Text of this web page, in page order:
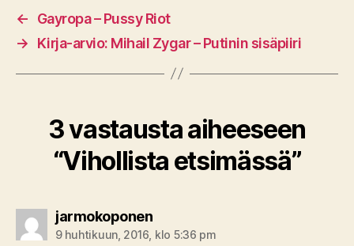
←
Gayropa – Pussy Riot
→
Kirja-arvio: Mihail Zygar – Putinin sisäpiiri
3 vastausta aiheeseen
“Vihollista etsimässä”
jarmokoponensanoo:
9 huhtikuun, 2016, klo 5:36 pm